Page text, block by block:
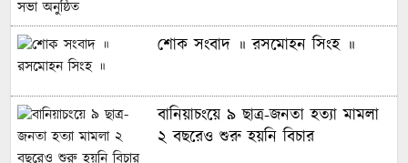
শোক সংবাদ ॥ রসমোহন সিংহ ॥
বানিয়াচংয়ে ৯ ছাত্র-জনতা হত্যা মামলা
২ বছরেও শুরু হয়নি বিচার